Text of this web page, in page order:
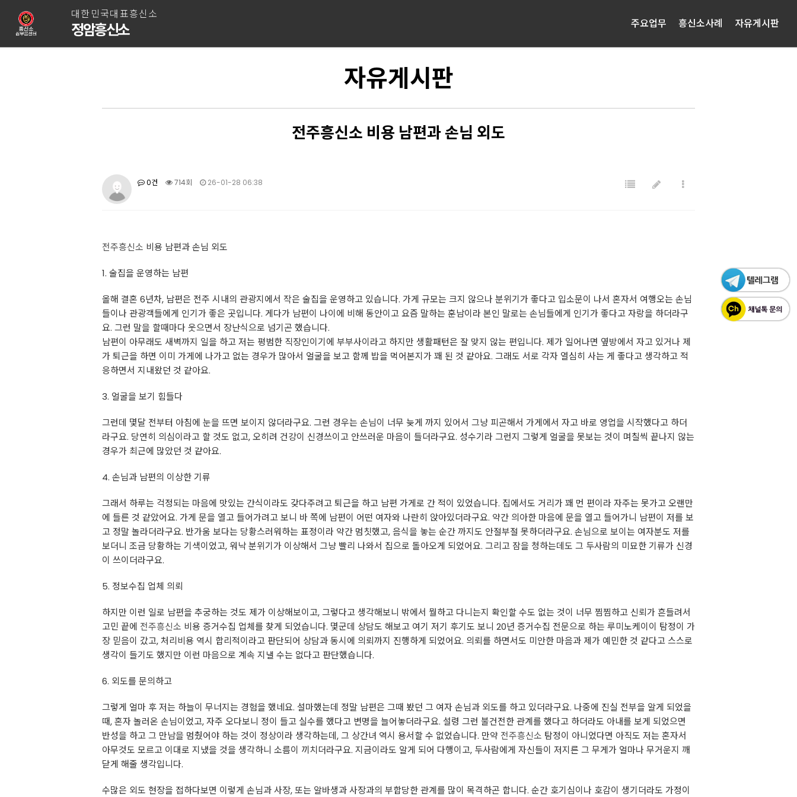
대한민국대표흥신소
정암흥신소 주요업무 흥신소사례 자유게시판
자유게시판
전주흥신소 비용 남편과 손님 외도
0건 714회 26-01-28 06:38
전주흥신소 비용 남편과 손님 외도
1. 술집을 운영하는 남편
올해 결혼 6년차, 남편은 전주 시내의 관광지에서 작은 술집을 운영하고 있습니다. 가게 규모는 크지 않으나 분위기가 좋다고 입소문이 나서 혼자서 여행오는 손님
들이나 관광객들에게 인기가 좋은 곳입니다. 게다가 남편이 나이에 비해 동안이고 요즘 말하는 훈남이라 본인 말로는 손님들에게 인기가 좋다고 자랑을 하더라구
요. 그런 말을 할때마다 웃으면서 장난식으로 넘기곤 했습니다.
남편이 아무래도 새벽까지 일을 하고 저는 평범한 직장인이기에 부부사이라고 하지만 생활패턴은 잘 맞지 않는 편입니다. 제가 일어나면 옆방에서 자고 있거나 제
가 퇴근을 하면 이미 가게에 나가고 없는 경우가 많아서 얼굴을 보고 함께 밥을 먹어본지가 꽤 된 것 같아요. 그래도 서로 각자 열심히 사는 게 좋다고 생각하고 적
응하면서 지내왔던 것 같아요.
3. 얼굴을 보기 힘들다
그런데 몇달 전부터 아침에 눈을 뜨면 보이지 않더라구요. 그런 경우는 손님이 너무 늦게 까지 있어서 그냥 피곤해서 가게에서 자고 바로 영업을 시작했다고 하더
라구요. 당연히 의심이라고 할 것도 없고, 오히려 건강이 신경쓰이고 안쓰러운 마음이 들더라구요. 성수기라 그런지 그렇게 얼굴을 못보는 것이 며칠씩 끝나지 않는
경우가 최근에 많았던 것 같아요.
4. 손님과 남편의 이상한 기류
그래서 하루는 걱정되는 마음에 맛있는 간식이라도 갖다주려고 퇴근을 하고 남편 가게로 간 적이 있었습니다. 집에서도 거리가 꽤 먼 편이라 자주는 못가고 오랜만
에 들른 것 같았어요. 가게 문을 열고 들어가려고 보니 바 쪽에 남편이 어떤 여자와 나란히 앉아있더라구요. 약간 의아한 마음에 문을 열고 들어가니 남편이 저를 보
고 정말 놀라더라구요. 반가움 보다는 당황스러워하는 표정이라 약간 멈칫했고, 음식을 놓는 순간 까지도 안절부절 못하더라구요. 손님으로 보이는 여자분도 저를
보더니 조금 당황하는 기색이었고, 워낙 분위기가 이상해서 그냥 빨리 나와서 집으로 돌아오게 되었어요. 그리고 잠을 청하는데도 그 두사람의 미묘한 기류가 신경
이 쓰이더라구요.
5. 정보수집 업체 의뢰
하지만 이런 일로 남편을 추궁하는 것도 제가 이상해보이고, 그렇다고 생각해보니 밖에서 뭘하고 다니는지 확인할 수도 없는 것이 너무 찜찜하고 신뢰가 흔들려서
고민 끝에 전주흥신소 비용 증거수집 업체를 찾게 되었습니다. 몇군데 상담도 해보고 여기 저기 후기도 보니 20년 증거수집 전문으로 하는 루미노케이이 탐정이 가
장 믿음이 갔고, 처리비용 역시 합리적이라고 판단되어 상담과 동시에 의뢰까지 진행하게 되었어요. 의뢰를 하면서도 미안한 마음과 제가 예민한 것 같다고 스스로
생각이 들기도 했지만 이런 마음으로 계속 지낼 수는 없다고 판단했습니다.
6. 외도를 문의하고
그렇게 얼마 후 저는 하늘이 무너지는 경험을 했네요. 설마했는데 정말 남편은 그때 봤던 그 여자 손님과 외도를 하고 있더라구요. 나중에 진실 전부을 알게 되었을
때, 혼자 놀러온 손님이었고, 자주 오다보니 정이 들고 실수를 했다고 변명을 늘어놓더라구요. 설령 그런 불건전한 관계를 했다고 하더라도 아내를 보게 되었으면
반성을 하고 그 만남을 멈췄어야 하는 것이 정상이라 생각하는데, 그 상간녀 역시 용서할 수 없었습니다. 만약 전주흥신소 탐정이 아니었다면 아직도 저는 혼자서
아무것도 모르고 이대로 지냈을 것을 생각하니 소름이 끼치더라구요. 지금이라도 알게 되어 다행이고, 두사람에게 자신들이 저지른 그 무게가 얼마나 무거운지 깨
닫게 해줄 생각입니다.
수많은 외도 현장을 접하다보면 이렇게 손님과 사장, 또는 알바생과 사장과의 부합당한 관계를 많이 목격하곤 합니다. 순간 호기심이나 호감이 생기더라도 가정이